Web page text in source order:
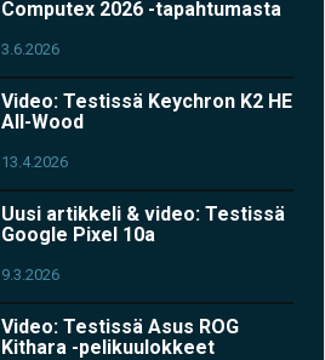
Computex 2026 -tapahtumasta
3.6.2026
Video: Testissä Keychron K2 HE
All-Wood
13.4.2026
Uusi artikkeli & video: Testissä
Google Pixel 10a
9.3.2026
Video: Testissä Asus ROG
Kithara -pelikuulokkeet